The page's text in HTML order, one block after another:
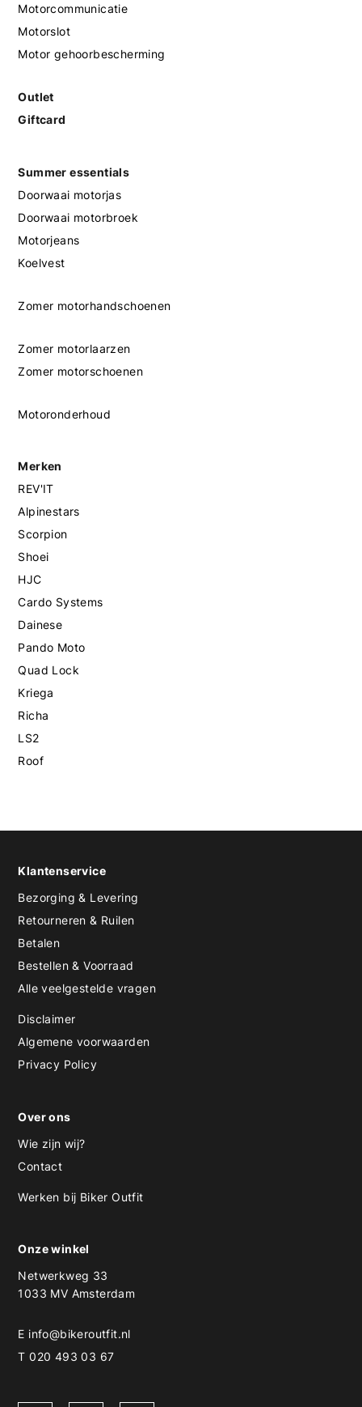
Motorcommunicatie
Motorslot
Motor gehoorbescherming
Outlet
Giftcard
Summer essentials
Doorwaai motorjas
Doorwaai motorbroek
Motorjeans
Koelvest
Zomer motorhandschoenen
Zomer motorlaarzen
Zomer motorschoenen
Motoronderhoud
Merken
REV'IT
Alpinestars
Scorpion
Shoei
HJC
Cardo Systems
Dainese
Pando Moto
Quad Lock
Kriega
Richa
LS2
Roof
Klantenservice
Bezorging & Levering
Retourneren & Ruilen
Betalen
Bestellen & Voorraad
Alle veelgestelde vragen
Disclaimer
Algemene voorwaarden
Privacy Policy
Over ons
Wie zijn wij?
Contact
Werken bij Biker Outfit
Onze winkel
Netwerkweg 33
1033 MV Amsterdam
E info@bikeroutfit.nl
T 020 493 03 67